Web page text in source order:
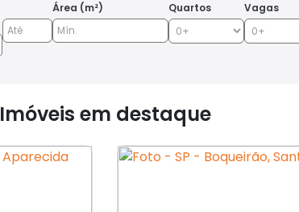
Área (m²) Quartos Vagas
Imóveis em destaque